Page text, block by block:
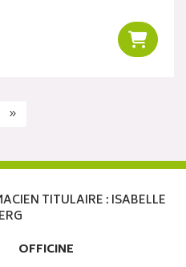
»
TITULAIRE : ISABELLE
OFFICINE